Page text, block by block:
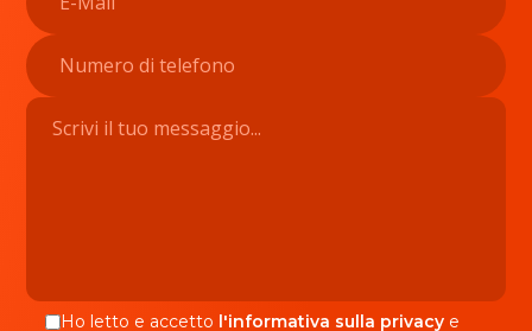
Ho letto e accetto l'informativa sulla privacy e